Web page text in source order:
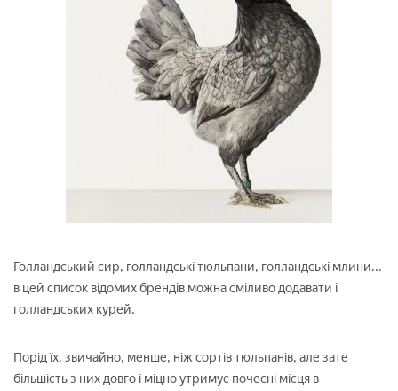
Голландський сир, голландські тюльпани, голландські млини...
в цей список відомих брендів можна сміливо додавати і
голландських курей.
Порід їх, звичайно, менше, ніж сортів тюльпанів, але зате
більшість з них довго і міцно утримує почесні місця в